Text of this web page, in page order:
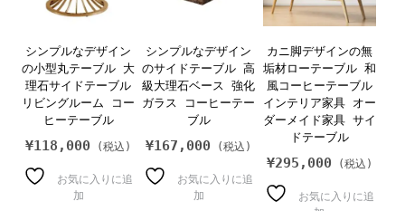
シンプルなデザイン
の小型丸テーブル 大
理石サイドテーブル
リビングルーム コー
ヒーテーブル
¥118,000
お気に入りに追
加
シンプルなデザイン
のサイドテーブル 高
級大理石ベース 強化
ガラス コーヒーテー
ブル
¥167,000
お気に入りに追
加
カニ脚デザインの無
垢材ローテーブル 和
風コーヒーテーブル
インテリア家具 オー
ダーメイド家具 サイ
ドテーブル
¥295,000
お気に入りに追